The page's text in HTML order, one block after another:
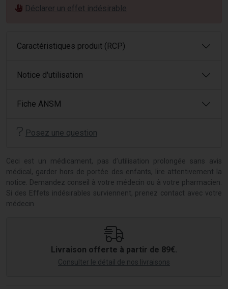
Déclarer un effet indésirable
Caractéristiques produit (RCP)
Notice d'utilisation
Fiche ANSM
Posez une question
Ceci est un médicament, pas d’utilisation prolongée sans avis
médical, garder hors de portée des enfants, lire attentivement la
notice. Demandez conseil à votre médecin ou à votre pharmacien.
Si des Effets indésirables surviennent, prenez contact avec votre
médecin.
Livraison offerte à partir de 89€.
Consulter le détail de nos livraisons